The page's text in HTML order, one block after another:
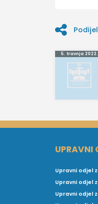
objava
5. travnja 2022.
UPRAVNI
Upravni odjel
Upravni odjel
Upravni odjel